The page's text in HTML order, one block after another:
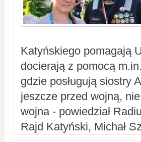
Katyńskiego pomagają
docierają z pomocą
gdzie posługują siostry
jeszcze przed wojną,
wojna - powiedział
Rajd Katyński, Michał